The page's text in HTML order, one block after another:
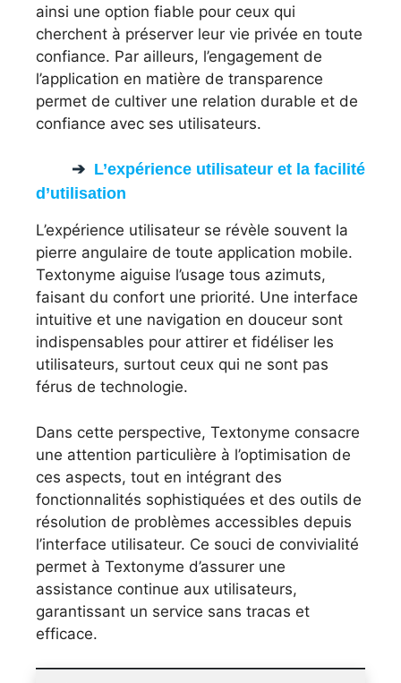
ainsi une option fiable pour ceux qui
cherchent à préserver leur vie privée en toute
confiance. Par ailleurs, l’engagement de
l’application en matière de transparence
permet de cultiver une relation durable et de
confiance avec ses utilisateurs.
L’expérience utilisateur et la facilité
d’utilisation
L’expérience utilisateur se révèle souvent la
pierre angulaire de toute application mobile.
Textonyme aiguise l’usage tous azimuts,
faisant du confort une priorité. Une interface
intuitive et une navigation en douceur sont
indispensables pour attirer et fidéliser les
utilisateurs, surtout ceux qui ne sont pas
férus de technologie.
Dans cette perspective, Textonyme consacre
une attention particulière à l’optimisation de
ces aspects, tout en intégrant des
fonctionnalités sophistiquées et des outils de
résolution de problèmes accessibles depuis
l’interface utilisateur. Ce souci de convivialité
permet à Textonyme d’assurer une
assistance continue aux utilisateurs,
garantissant un service sans tracas et
efficace.